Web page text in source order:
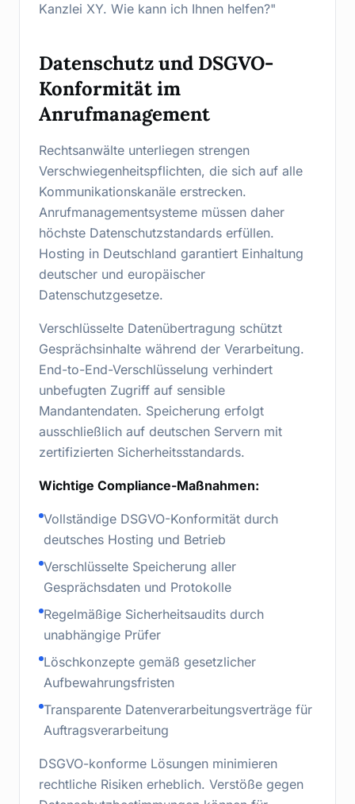
Kanzlei XY. Wie kann ich Ihnen helfen?"
Datenschutz und DSGVO-
Konformität im
Anrufmanagement
Rechtsanwälte unterliegen strengen
Verschwiegenheitspflichten, die sich auf alle
Kommunikationskanäle erstrecken.
Anrufmanagementsysteme müssen daher
höchste Datenschutzstandards erfüllen.
Hosting in Deutschland garantiert Einhaltung
deutscher und europäischer
Datenschutzgesetze.
Verschlüsselte Datenübertragung schützt
Gesprächsinhalte während der Verarbeitung.
End-to-End-Verschlüsselung verhindert
unbefugten Zugriff auf sensible
Mandantendaten. Speicherung erfolgt
ausschließlich auf deutschen Servern mit
zertifizierten Sicherheitsstandards.
Wichtige Compliance-Maßnahmen:
Vollständige DSGVO-Konformität durch
deutsches Hosting und Betrieb
Verschlüsselte Speicherung aller
Gesprächsdaten und Protokolle
Regelmäßige Sicherheitsaudits durch
unabhängige Prüfer
Löschkonzepte gemäß gesetzlicher
Aufbewahrungsfristen
Transparente Datenverarbeitungsverträge für
Auftragsverarbeitung
DSGVO-konforme Lösungen minimieren
rechtliche Risiken erheblich. Verstöße gegen